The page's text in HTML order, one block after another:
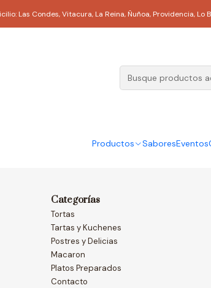
Productos SaboresEventos
Las Condes, Vitacura, La Reina, Ñuñoa, Providencia,
Categorías
Tortas
Tartas y Kuchenes
Postres y Delicias
Macaron
Platos Preparados
Contacto